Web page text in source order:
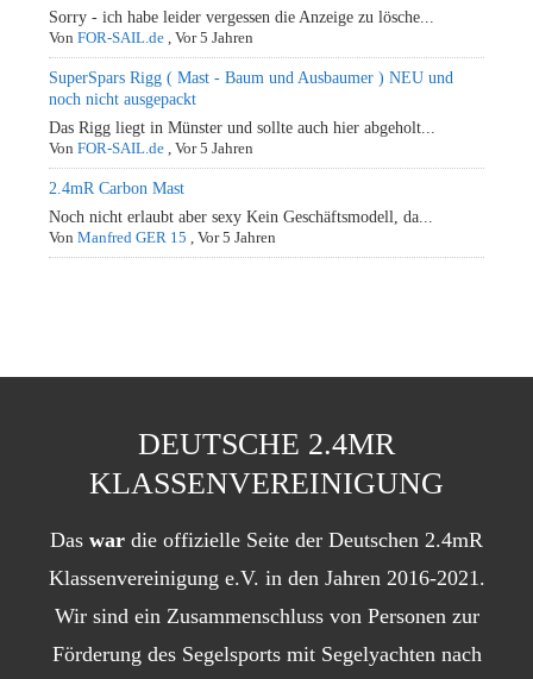
Sorry - ich habe leider vergessen die Anzeige zu lösche...
Von FOR-SAIL.de , Vor 5 Jahren
SuperSpars Rigg ( Mast - Baum und Ausbaumer ) NEU und
noch nicht ausgepackt
Das Rigg liegt in Münster und sollte auch hier abgeholt...
Von FOR-SAIL.de , Vor 5 Jahren
2.4mR Carbon Mast
Noch nicht erlaubt aber sexy Kein Geschäftsmodell, da...
Von Manfred GER 15 , Vor 5 Jahren
DEUTSCHE 2.4MR
KLASSENVEREINIGUNG
Das war die offizielle Seite der Deutschen 2.4mR
Klassenvereinigung e.V. in den Jahren 2016-2021.
Wir sind ein Zusammenschluss von Personen zur
Förderung des Segelsports mit Segelyachten nach